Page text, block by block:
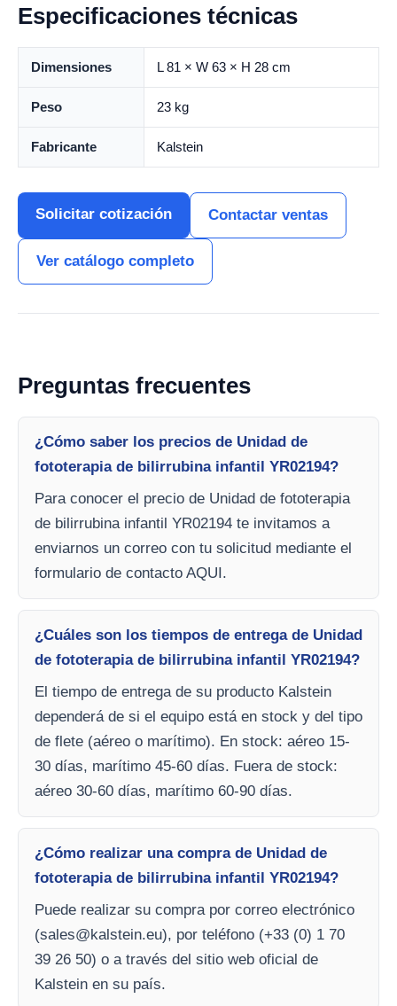
Especificaciones técnicas
Dimensiones L 81 × W 63 × H 28 cm
Peso 23 kg
Fabricante Kalstein
Solicitar cotización Contactar ventas
Ver catálogo completo
Preguntas frecuentes
¿Cómo saber los precios de Unidad de
fototerapia de bilirrubina infantil YR02194?
Para conocer el precio de Unidad de fototerapia
de bilirrubina infantil YR02194 te invitamos a
enviarnos un correo con tu solicitud mediante el
formulario de contacto AQUI.
¿Cuáles son los tiempos de entrega de Unidad
de fototerapia de bilirrubina infantil YR02194?
El tiempo de entrega de su producto Kalstein
dependerá de si el equipo está en stock y del tipo
de flete (aéreo o marítimo). En stock: aéreo 15-
30 días, marítimo 45-60 días. Fuera de stock:
aéreo 30-60 días, marítimo 60-90 días.
¿Cómo realizar una compra de Unidad de
fototerapia de bilirrubina infantil YR02194?
Puede realizar su compra por correo electrónico
(sales@kalstein.eu), por teléfono (+33 (0) 1 70
39 26 50) o a través del sitio web oficial de
Kalstein en su país.